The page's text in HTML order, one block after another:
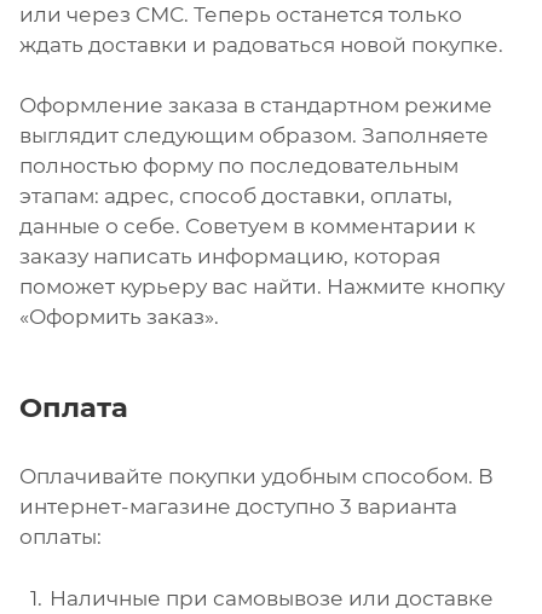
или через СМС. Теперь останется только
ждать доставки и радоваться новой покупке.
Оформление заказа в стандартном режиме
выглядит следующим образом. Заполняете
полностью форму по последовательным
этапам: адрес, способ доставки, оплаты,
данные о себе. Советуем в комментарии к
заказу написать информацию, которая
поможет курьеру вас найти. Нажмите кнопку
«Оформить заказ».
Оплата
Оплачивайте покупки удобным способом. В
интернет-магазине доступно 3 варианта
оплаты:
Наличные при самовывозе или доставке